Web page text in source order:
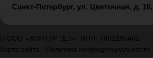
Санкт-Петербург, ул. Цветочная, д. 16,
© ООО «КОНТУР-ЗЕТ», ИНН: 7801295461
Карта сайта - Политика конфиденциальности